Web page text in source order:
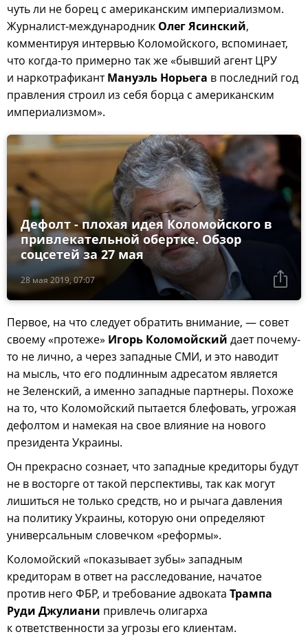
чуть ли не борец с американским империализмом.
Журналист-международник Олег Ясинский,
комментируя интервью Коломойского, вспоминает,
что когда-то примерно так же «бывший агент ЦРУ
и наркотрафикантМануэль Норьега в последний год
правления строил из себя борца с американским
империализмом».
28 мая 2019, 07:07
Дефолт - плохая идея Коломойского в
привлекательной обертке. Обзор
соцсетей за 27 мая
Первое, на что следует обратить внимание, — совет
своему «протеже» Игорь Коломойский дает почему-
то не лично, а через западные СМИ, и это наводит
на мысль, что его подлинным адресатом является
не Зеленский, а именно западные партнеры. Похоже
на то, что Коломойский пытается блефовать, угрожая
дефолтом и намекая на свое влияние на нового
президента Украины.
Он прекрасно сознает, что западные кредиторы будут
не в восторге от такой перспективы, так как могут
лишиться не только средств, но и рычага давления
на политику Украины, которую они определяют
универсальным словечком «реформы».
Коломойский «показывает зубы» западным
кредиторам в ответ на расследование, начатое
против него ФБР, и требование адвоката Трампа
Руди Джулиани привлечь олигарха
к ответственности за угрозы его клиентам.